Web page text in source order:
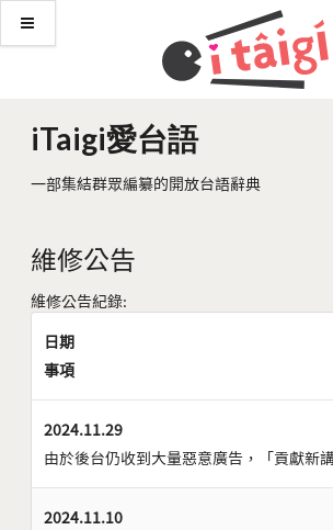
iTaigi愛台語
一部集結群眾編纂的開放台語辭典
維修公告
維修公告紀錄:
日期
事項
2024.11.29
由於後台仍收到大量惡意廣告，「貢獻新
2024.11.10